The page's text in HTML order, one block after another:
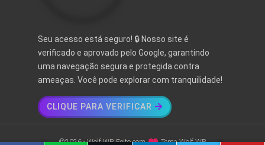
Seu acesso está seguro! 🔒 Nosso site é
verificado e aprovado pelo Google, garantindo
uma navegação segura e protegida contra
ameaças. Você pode explorar com tranquilidade!
CLIQUE PARA VERIFICAR
©2026 - Wolf WP. Feito com Tema Wolf WP.